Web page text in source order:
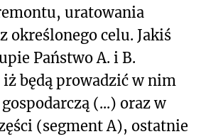
uratowania
określonego celu. Jakiś
Państwo A. i B.
będą prowadzić w nim
(...) oraz w
(segment A), ostatnie